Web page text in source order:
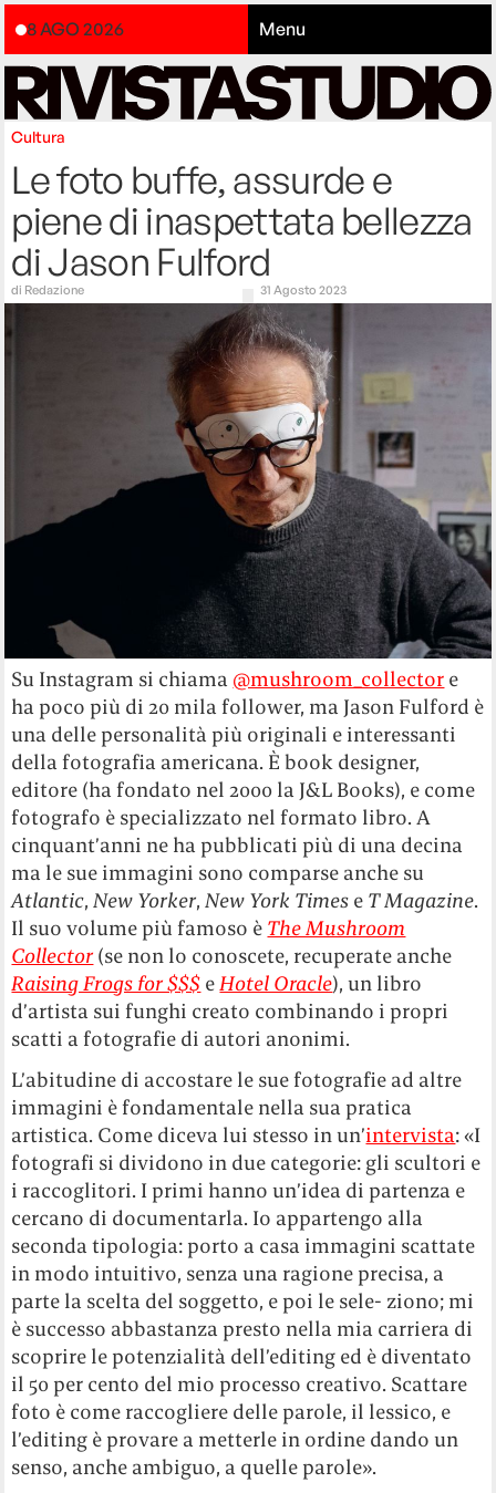
8 AGO 2026 Menu
Cultura
Le foto buffe, assurde e
piene di inaspettata bellezza
di Jason Fulford
di Redazione 31 Agosto 2023
Su Instagram si chiama @mushroom_collector e
ha poco più di 20 mila follower, ma Jason Fulford è
una delle personalità più originali e interessanti
della fotografia americana. È book designer,
editore (ha fondato nel 2000 la J&L Books), e come
fotografo è specializzato nel formato libro. A
cinquant’anni ne ha pubblicati più di una decina
ma le sue immagini sono comparse anche su
Atlantic,New Yorker,New York Times e T Magazine.
Il suo volume più famoso è The Mushroom
Collector (se non lo conoscete, recuperate anche
Raising Frogs for $$$ eHotel Oracle), un libro
d’artista sui funghi creato combinando i propri
scatti a fotografie di autori anonimi.
L’abitudine di accostare le sue fotografie ad altre
immagini è fondamentale nella sua pratica
artistica. Come diceva lui stesso in un’intervista: «I
fotografi si dividono in due categorie: gli scultori e
i raccoglitori. I primi hanno un’idea di partenza e
cercano di documentarla. Io appartengo alla
seconda tipologia: porto a casa immagini scattate
in modo intuitivo, senza una ragione precisa, a
parte la scelta del soggetto, e poi le sele- ziono; mi
è successo abbastanza presto nella mia carriera di
scoprire le potenzialità dell’editing ed è diventato
il 50 per cento del mio processo creativo. Scattare
foto è come raccogliere delle parole, il lessico, e
l’editing è provare a metterle in ordine dando un
senso, anche ambiguo, a quelle parole».